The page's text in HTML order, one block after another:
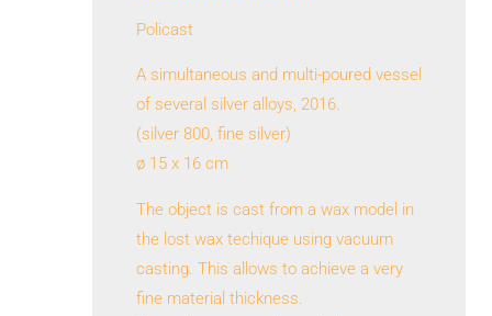
Policast
A simultaneous and multi-poured vessel
of several silver alloys, 2016.
(silver 800, fine silver)
ø 15 x 16 cm
The object is cast from a wax model in
the lost wax techique using vacuum
casting. This allows to achieve a very
fine material thickness.